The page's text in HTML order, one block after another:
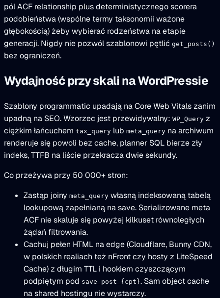
pól ACF relationship plus deterministycznego scorera
podobieństwa (wspólne termy taksonomii ważone
głębokością) żeby wybierać rodzeństwa na etapie
generacji. Nigdy nie pozwól szablonowi pętlić get_posts()
bez ograniczeń.
Wydajność przy skali na WordPressie
Szablony programmatic upadają na Core Web Vitals zanim
upadną na SEO. Wzorzec jest przewidywalny: WP_Query z
ciężkim łańcuchem tax_query lub meta_query na archiwum
renderuje się powoli bez cache, planner SQL bierze zły
indeks, TTFB na liście przekracza dwie sekundy.
Co przeżywa przy 50 000+ stron:
Zastąp joiny meta_query własną indeksowaną tabelą
lookupową zapełnianą na save. Serializowane meta
ACF nie skaluje się powyżej kilkuset równoległych
żądań filtrowania.
Cachuj pełen HTML na edge (Cloudflare, Bunny CDN,
w polskich realiach też nFront czy hosty z LiteSpeed
Cache) z długim TTL i hookiem czyszczącym
podpiętym pod save_post_{cpt}. Sam object cache
na shared hostingu nie wystarczy.